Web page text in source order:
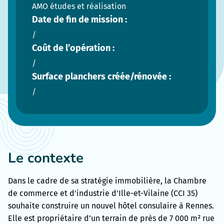
AMO études et réalisation
Date de fin de mission :
/
Coût de l’opération :
/
Surface planchers créée/rénovée :
/
Le contexte
Dans le cadre de sa stratégie immobilière, la Chambre
de commerce et d'industrie d'Ille-et-Vilaine (CCI 35)
souhaite construire un nouvel hôtel consulaire à Rennes.
Elle est propriétaire d’un terrain de près de 7 000 m² rue